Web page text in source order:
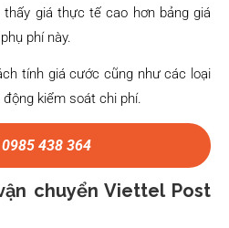
giá thực tế cao hơn bảng giá
phí này.
tính giá cước cũng như các loại
kiểm soát chi phí.
438 364
chuyển Viettel Post